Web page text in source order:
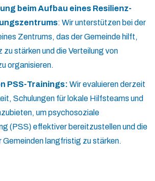
beim Aufbau eines Resilienz-
: Wir unterstützen bei der
Zentrums, das der Gemeinde hilft,
zu stärken und die Verteilung von
organisieren.
PSS-Trainings: Wir evaluieren derzeit
Schulungen für lokale Hilfsteams und
um psychosoziale
(PSS) effektiver bereitzustellen und die
Gemeinden langfristig zu stärken.